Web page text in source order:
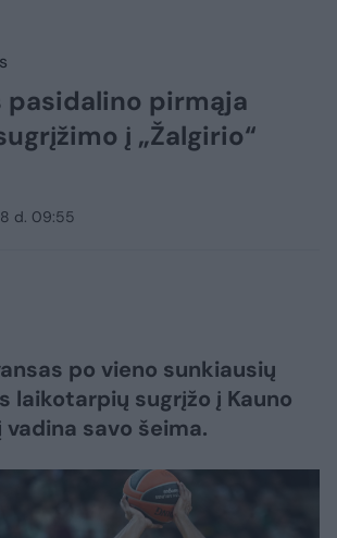
pasidalino pirmąja
į „Žalgirio“
d. 09:55
po vieno sunkiausių
laikotarpių sugrįžo į Kauno
vadina savo šeima.